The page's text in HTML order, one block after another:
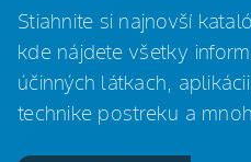
Stiahnite si najnovší
kde nájdete všetky
účinných látkach,
technike postreku a